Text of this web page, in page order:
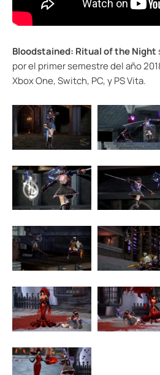
Bloodstained: Ritual of the Night
por el primer semestre del año
Xbox One, Switch, PC, y PS Vita.